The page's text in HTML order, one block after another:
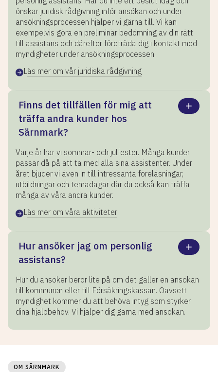
önskar juridisk rådgivning inför ansökan och under
ansökningsprocessen hjälper vi gärna till. Vi kan
exempelvis göra en preliminär bedömning av din rätt
till assistans och därefter företräda dig i kontakt med
myndigheter under ansökningsprocessen.
Läs mer om vår juridiska rådgivning
Finns det tillfällen för mig att
träffa andra kunder hos
Särnmark?
Varje år har vi sommar- och julfester. Många kunder
passar då på att ta med alla sina assistenter. Under
året bjuder vi även in till intressanta föreläsningar,
utbildningar och temadagar där du också kan träffa
många av våra andra kunder.
Läs mer om våra aktiviteter
Hur ansöker jag om personlig
assistans?
Hur du ansöker beror lite på om det gäller en ansökan
till kommunen eller till Försäkringskassan. Oavsett
myndighet kommer du att behöva intyg som styrker
dina hjälpbehov. Vi hjälper dig gärna med ansökan.
OM SÄRNMARK